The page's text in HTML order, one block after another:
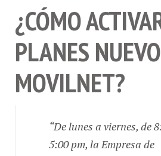
PLANES
MOVILNET?
5:00 pm, la Empresa de
telecomunicaciones